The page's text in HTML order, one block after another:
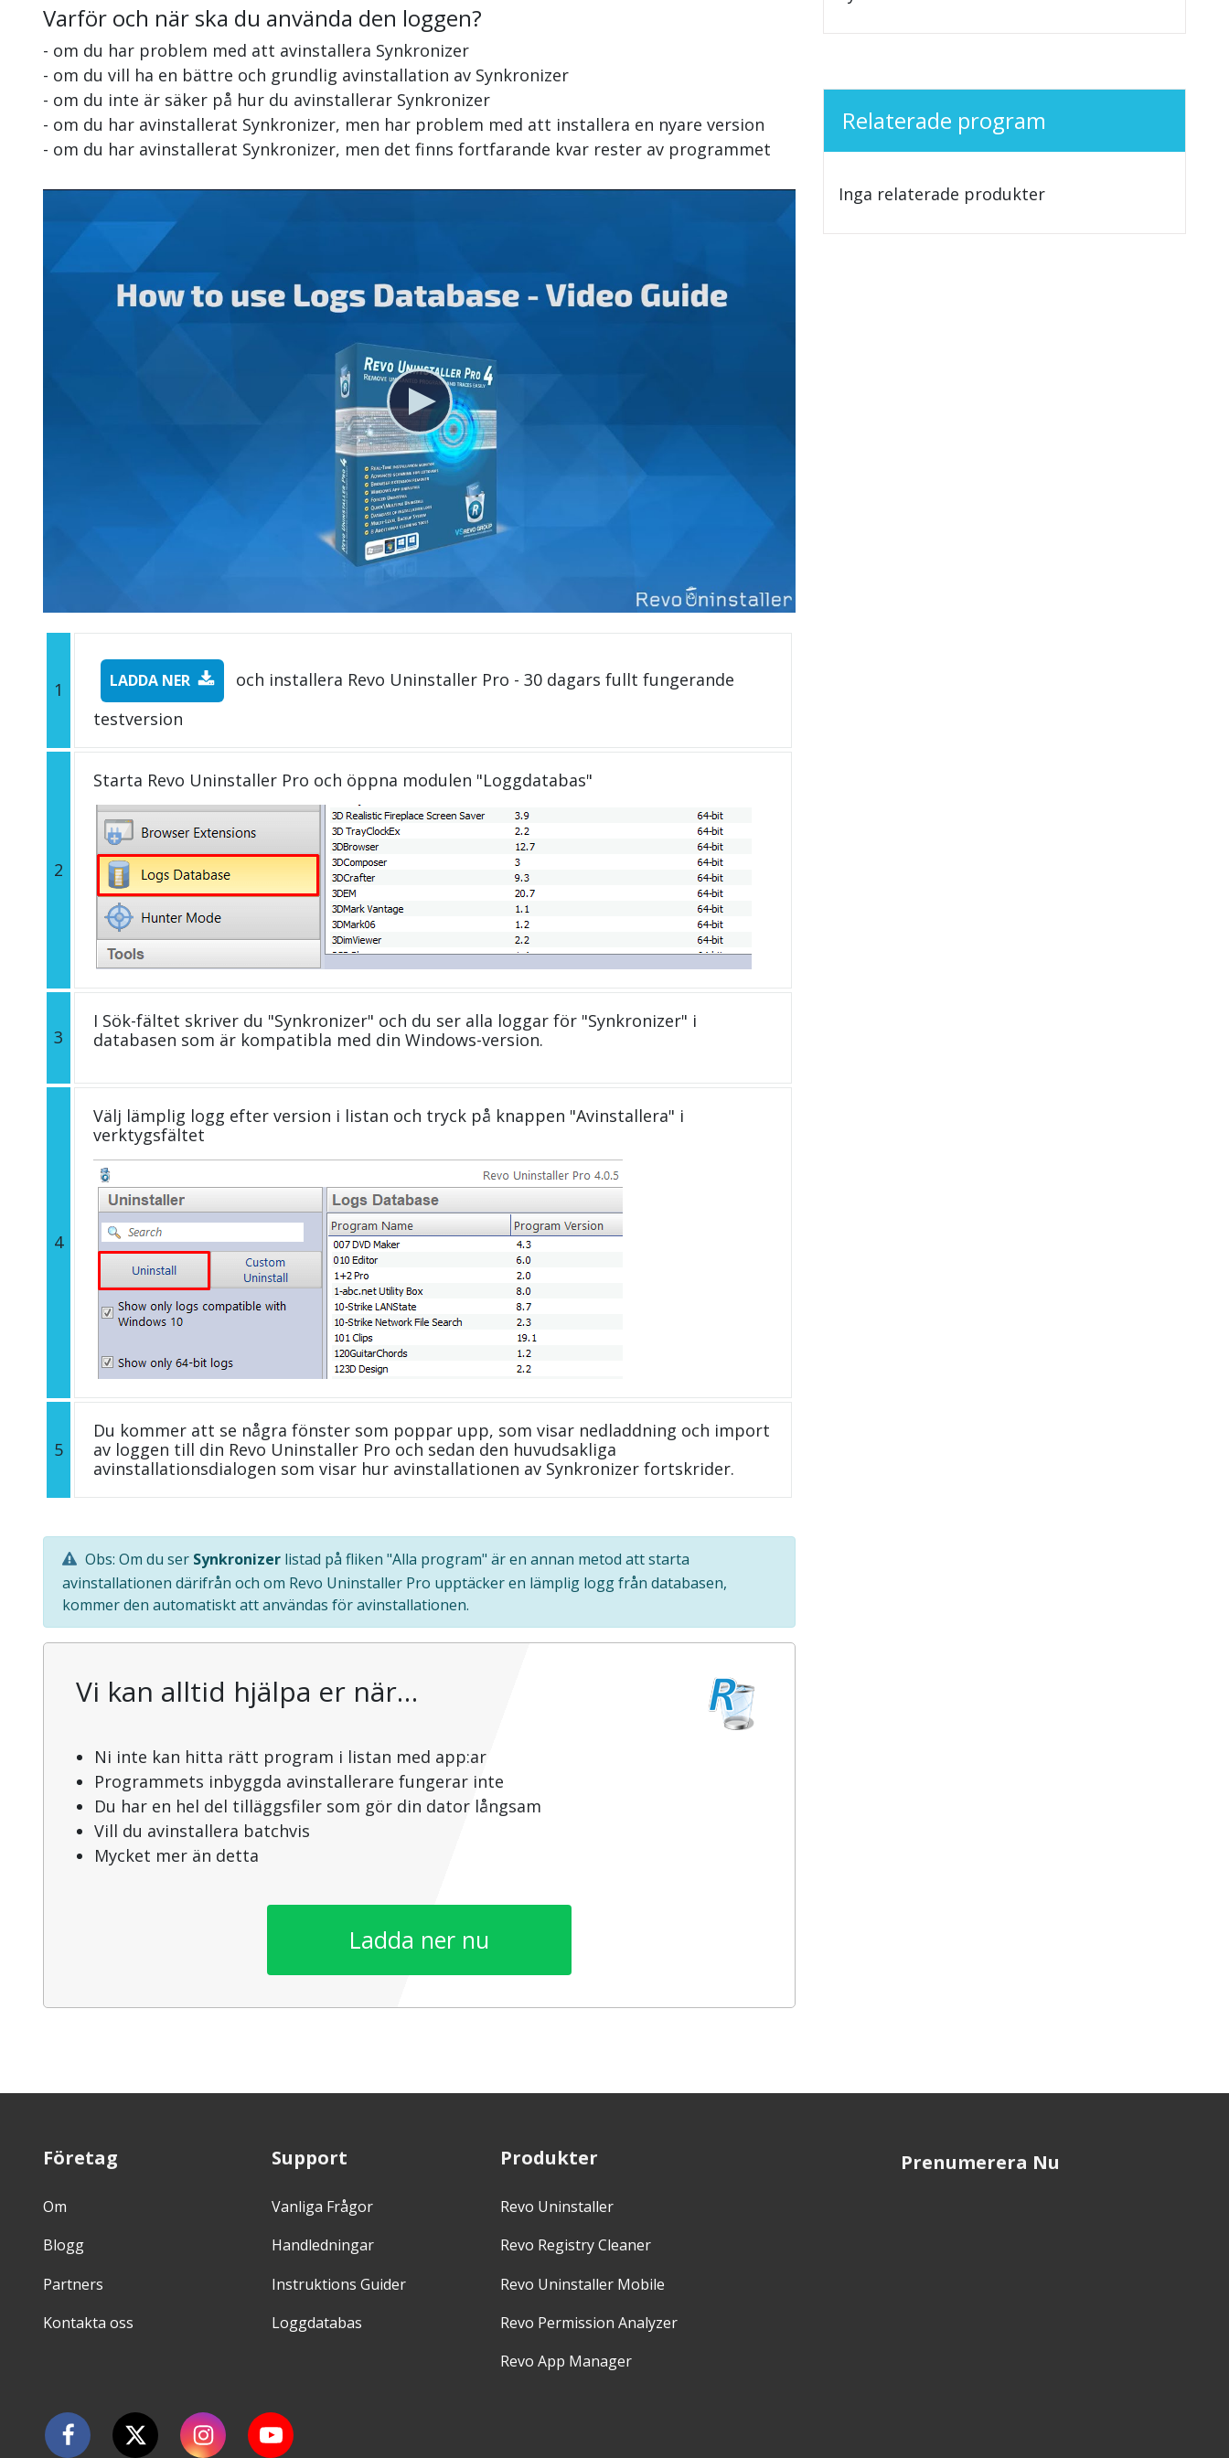
Varför och när ska du använda den loggen?
- om du har problem med att avinstallera Synkronizer
- om du vill ha en bättre och grundlig avinstallation av Synkronizer
- om du inte är säker på hur du avinstallerar Synkronizer
- om du har avinstallerat Synkronizer, men har problem med att installera en nyare version
- om du har avinstallerat Synkronizer, men det finns fortfarande kvar rester av programmet
1 LADDA NER
och installera Revo Uninstaller Pro - 30 dagars fullt fungerande
testversion
2
Starta Revo Uninstaller Pro och öppna modulen "Loggdatabas"
3
I Sök-fältet skriver du "Synkronizer" och du ser alla loggar för "Synkronizer" i
databasen som är kompatibla med din Windows-version.
4
Välj lämplig logg efter version i listan och tryck på knappen "Avinstallera" i
verktygsfältet
5
Du kommer att se några fönster som poppar upp, som visar nedladdning och import
av loggen till din Revo Uninstaller Pro och sedan den huvudsakliga
avinstallationsdialogen som visar hur avinstallationen av Synkronizer fortskrider.
Obs: Om du ser Synkronizer listad på fliken "Alla program" är en annan metod att starta
avinstallationen därifrån och om Revo Uninstaller Pro upptäcker en lämplig logg från databasen,
kommer den automatiskt att användas för avinstallationen.
Vi kan alltid hjälpa er när…
Ni inte kan hitta rätt program i listan med app:ar
Programmets inbyggda avinstallerare fungerar inte
Du har en hel del tilläggsfiler som gör din dator långsam
Vill du avinstallera batchvis
Mycket mer än detta
Ladda ner nu
Relaterade program
Inga relaterade produkter
Företag
Om
Blogg
Partners
Kontakta oss
Support
Vanliga Frågor
Handledningar
Instruktions Guider
Loggdatabas
Produkter
Revo Uninstaller
Revo Registry Cleaner
Revo Uninstaller Mobile
Revo Permission Analyzer
Revo App Manager
Prenumerera Nu